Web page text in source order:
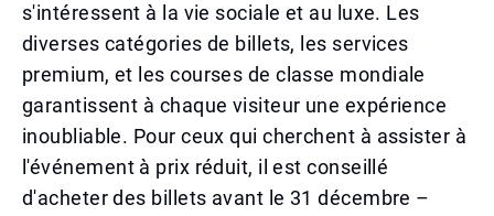
s'intéressent à la vie sociale et au luxe. Les
diverses catégories de billets, les services
premium, et les courses de classe mondiale
garantissent à chaque visiteur une expérience
inoubliable. Pour ceux qui cherchent à assister à
l'événement à prix réduit, il est conseillé
d'acheter des billets avant le 31 décembre –